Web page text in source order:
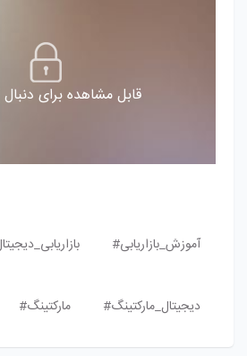
قابل مشاهده برای دنبال
آموزش_بازاریابی#
دیجیتال_مارکتینگ# مارکتینگ#